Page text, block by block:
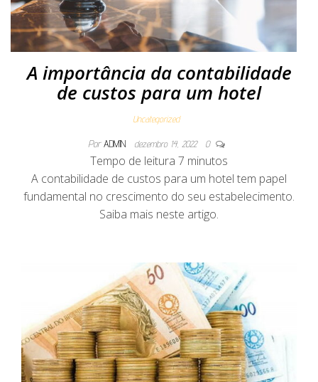
A importância da contabilidade
de custos para um hotel
Uncategorized
Por ADMIN dezembro 14, 2022 0
Tempo de leitura 7 minutos
A contabilidade de custos para um hotel tem papel
fundamental no crescimento do seu estabelecimento.
Saiba mais neste artigo.